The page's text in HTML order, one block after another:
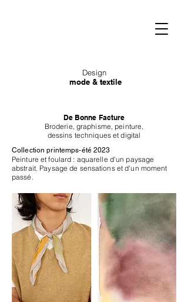
Design
mode & textile
De Bonne Facture
Broderie, graphisme, peinture,
dessins techniques et digital
Collection printemps-été 2023
Peinture et foulard : aquarelle d'un paysage
abstrait. Paysage de sensations et d'un moment
passé.